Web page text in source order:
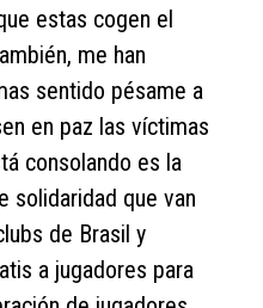
estas cogen el
me han
sentido pésame a
en paz las víctimas
consolando es la
solidaridad que van
de Brasil y
a jugadores para